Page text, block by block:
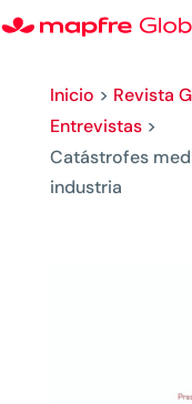
Inicio > Revista
Entrevistas>
Catástrofes
industria